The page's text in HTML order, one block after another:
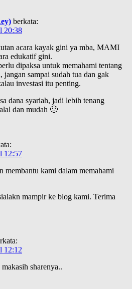
berkata:
20:38
acara kayak gini ya mba, MAMI
edukatif gini.
dipaksa untuk memahami tentang
jangan sampai sudah tua dan gak
investasi itu penting.
dana syariah, jadi lebih tenang
dan mudah 🙂
12:57
membantu kami dalam memahami
mampir ke blog kami. Terima
12:12
sharenya..